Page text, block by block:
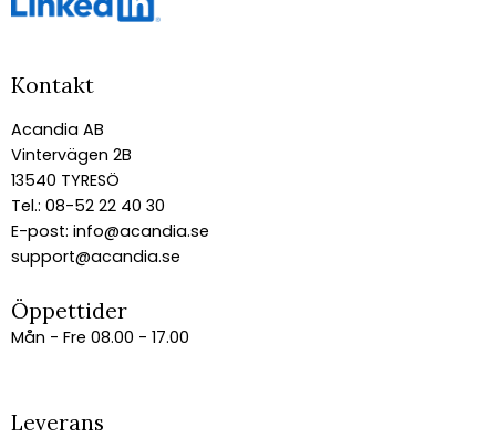
Kontakt
Acandia AB
Vintervägen 2B
13540 TYRESÖ
Tel.: 08-52 22 40 30
E-post: info@acandia.se
support@acandia.se
Öppettider
Mån - Fre 08.00 - 17.00
Leverans